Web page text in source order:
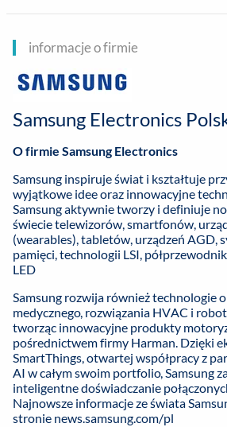
informacje o firmie
Samsung Electronics
O firmie Samsung Electronics
Samsung inspiruje świat i kształtuje
wyjątkowe idee oraz innowacyjne
Samsung aktywnie tworzy i definiuje
świecie telewizorów, smartfonów,
(wearables), tabletów, urządzeń AGD,
pamięci, technologii LSI,
LED
Samsung rozwija również technologie
medycznego, rozwiązania HVAC i
tworząc innowacyjne produkty
pośrednictwem firmy Harman. Dzięki
SmartThings, otwartej współpracy z
AI w całym swoim portfolio, Samsung
inteligentne doświadczanie
Najnowsze informacje ze świata
stronie news.samsung.com/pl